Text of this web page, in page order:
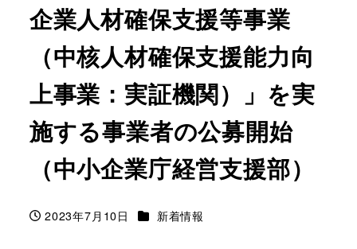
企業人材確保支援等事業
（中核人材確保支援能力向
上事業：実証機関）」を実
施する事業者の公募開始
（中小企業庁経営支援部）
投稿日
2023年7月10日 カテゴリー
新着情報